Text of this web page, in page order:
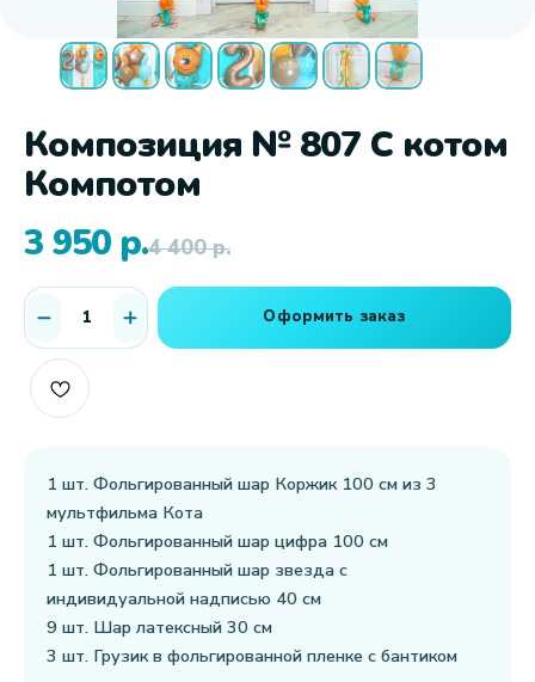
Композиция № 807 С котом
Компотом
3 950 р.4 400 р.
Оформить заказ
1 шт. Фольгированный шар Коржик 100 см из 3
мультфильма Кота
1 шт. Фольгированный шар цифра 100 см
1 шт. Фольгированный шар звезда с
индивидуальной надписью 40 см
9 шт. Шар латексный 30 см
3 шт. Грузик в фольгированной пленке с бантиком